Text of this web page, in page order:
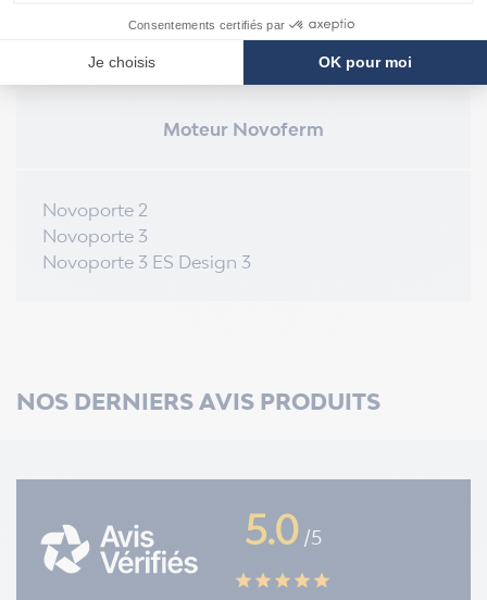
COMPATIBILITÉ
Moteur Novoferm
Novoporte 2
Novoporte 3
Novoporte 3 ES Design 3
NOS DERNIERS AVIS PRODUITS
5.0 /5
star star star star star